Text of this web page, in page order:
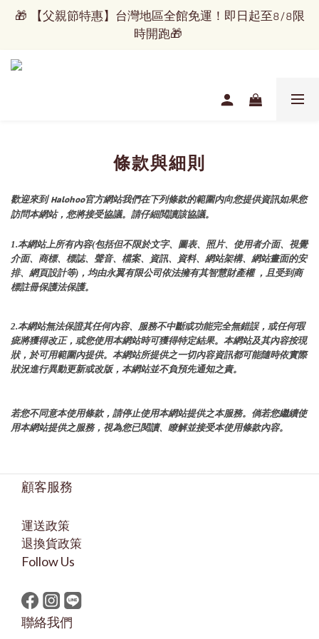
🎁 【父親節特惠】台灣地區全館免運！即日起至8/8限
時開跑🎁
🎁 【父親節特惠】台灣地區全館免運！即日起至8/8限
時開跑🎁
🎁 【父親節特惠】台灣地區全館免運！即日起至8/8限
條款與細則
歡迎來到Halohoo官方網站我們在下列條款的範圍内向您提供資訊如果您
訪問本網站，您將接受協議。請仔細閲讀該協議。
1.本網站上所有內容(包括但不限於文字、圖表、照片、使用者介面、視覺
介面、商標、標誌、聲音、檔案、資訊、資料、網站架構、網站畫面的安
排、網頁設計等)，均由永翼有限公司依法擁有其智慧財產權 ，且受到商
標註冊保護法保護。
2.本網站無法保證其任何內容、服務不中斷或功能完全無錯誤，或任何瑕
疵將獲得改正，或您使用本網站時可獲得特定結果。本網站及其內容按現
狀，於可用範圍內提供。本網站所提供之一切內容資訊都可能隨時依實際
狀況進行異動更新或改版，本網站並不負預先通知之責。
若您不同意本使用條款，請停止使用本網站提供之本服務。倘若您繼續使
用本網站提供之服務，視為您已閱讀、瞭解並接受本使用條款內容。
顧客服務
運送政策
退換貨政策
Follow Us
聯絡我們